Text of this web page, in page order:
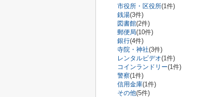
市役所・区役所(1件)
銭湯(3件)
図書館(2件)
郵便局(10件)
銀行(4件)
寺院・神社(3件)
レンタルビデオ(1件)
コインランドリー(1件)
警察(1件)
信用金庫(1件)
その他(5件)